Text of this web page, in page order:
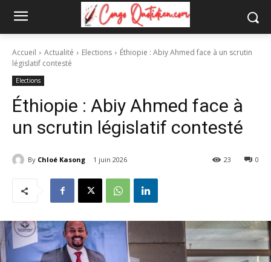
Accueil Actualité Elections
Éthiopie : Abiy Ahmed face à un scrutin
législatif contesté
Elections
Éthiopie : Abiy Ahmed face à
un scrutin législatif contesté
By Chloé Kasong 1 juin 2026 0
23